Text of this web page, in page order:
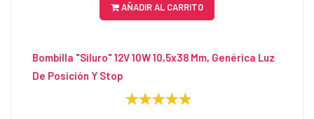
AÑADIR AL CARRITO
Bombilla "Siluro" 12V 10W 10,5x38 Mm, Genérica Luz
De Posición Y Stop